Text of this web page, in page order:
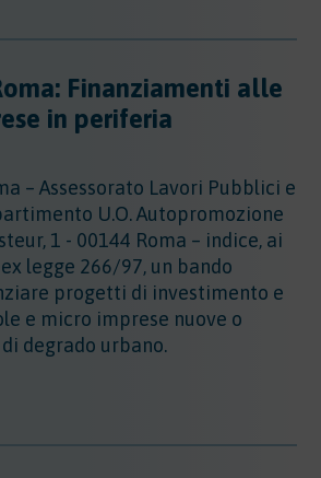
Finanziamenti alle
in periferia
– Assessorato Lavori Pubblici e
U.O. Autopromozione
1 - 00144 Roma – indice, ai
legge 266/97, un bando
progetti di investimento e
e micro imprese nuove o
degrado urbano.